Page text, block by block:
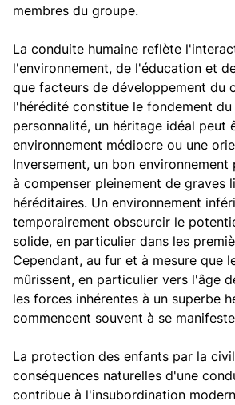
membres du groupe.
La conduite humaine reflète
l'environnement, de l'éducation et
que facteurs de développement du
l'hérédité constitue le fondement
personnalité, un héritage idéal peut
environnement médiocre ou une
Inversement, un bon
à compenser pleinement de graves
héréditaires. Un environnement
temporairement obscurcir le
solide, en particulier dans les
Cependant, au fur et à mesure que
mûrissent, en particulier vers l'âge
les forces inhérentes à un superbe
commencent souvent à se
La protection des enfants par la
conséquences naturelles d'une
contribue à l'insubordination